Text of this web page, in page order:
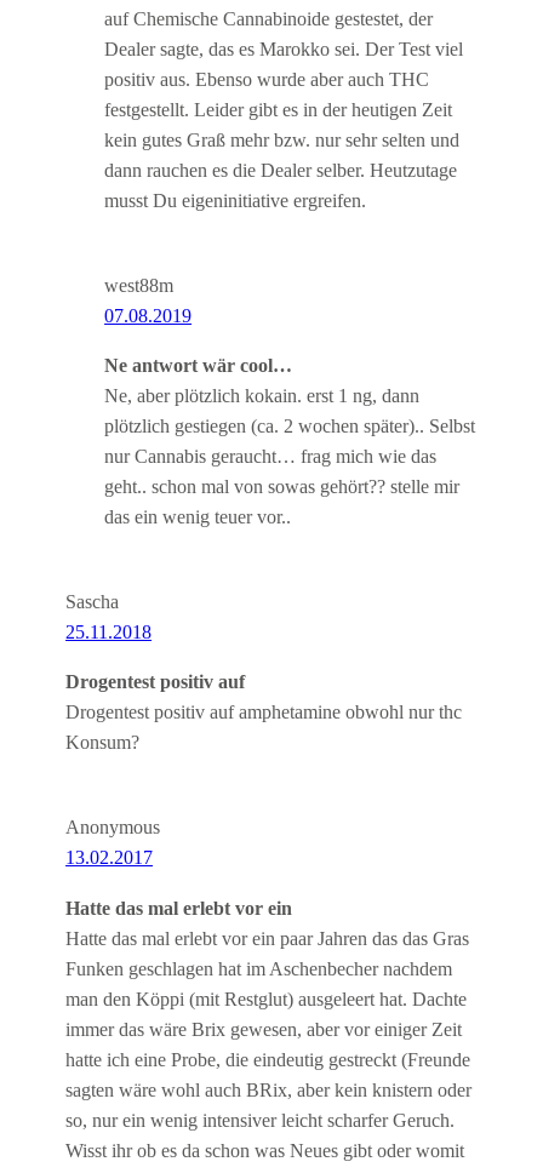
auf Chemische Cannabinoide gestestet, der
Dealer sagte, das es Marokko sei. Der Test viel
positiv aus. Ebenso wurde aber auch THC
festgestellt. Leider gibt es in der heutigen Zeit
kein gutes Graß mehr bzw. nur sehr selten und
dann rauchen es die Dealer selber. Heutzutage
musst Du eigeninitiative ergreifen.
west88m
07.08.2019
Ne antwort wär cool…
Ne, aber plötzlich kokain. erst 1 ng, dann
plötzlich gestiegen (ca. 2 wochen später).. Selbst
nur Cannabis geraucht… frag mich wie das
geht.. schon mal von sowas gehört?? stelle mir
das ein wenig teuer vor..
Sascha
25.11.2018
Drogentest positiv auf
Drogentest positiv auf amphetamine obwohl nur thc
Konsum?
Anonymous
13.02.2017
Hatte das mal erlebt vor ein
Hatte das mal erlebt vor ein paar Jahren das das Gras
Funken geschlagen hat im Aschenbecher nachdem
man den Köppi (mit Restglut) ausgeleert hat. Dachte
immer das wäre Brix gewesen, aber vor einiger Zeit
hatte ich eine Probe, die eindeutig gestreckt (Freunde
sagten wäre wohl auch BRix, aber kein knistern oder
so, nur ein wenig intensiver leicht scharfer Geruch.
Wisst ihr ob es da schon was Neues gibt oder womit